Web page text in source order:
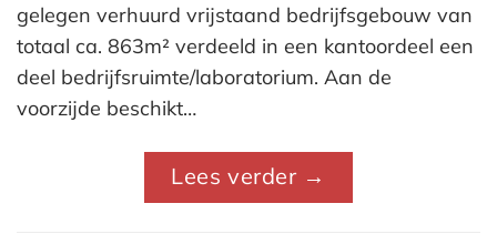
gelegen verhuurd vrijstaand bedrijfsgebouw van
totaal ca. 863m² verdeeld in een kantoordeel een
deel bedrijfsruimte/laboratorium. Aan de
voorzijde beschikt…
Lees verder →